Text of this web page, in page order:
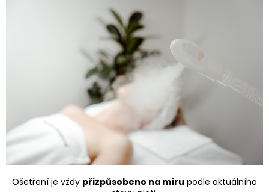
Ošetření je vždy přizpůsobeno na míru podle aktuálního